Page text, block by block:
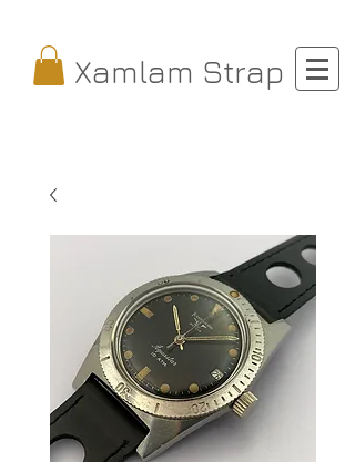
Xamlam Strap